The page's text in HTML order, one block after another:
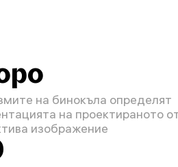
на бинокъла определят
на проектираното
изображение